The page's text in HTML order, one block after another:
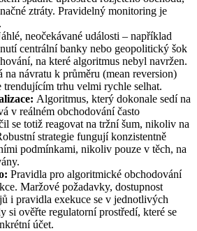
ztráty. Pravidelný monitoring je
neočekávané události – například
centrální banky nebo geopolitický šok
na které algoritmus nebyl navržen.
na návratu k průměru (mean reversion)
trendujícím trhu velmi rychle selhat.
Algoritmus, který dokonale sedí na
v reálném obchodování často
se totiž reagovat na tržní šum, nikoliv na
strategie fungují konzistentně
podmínkami, nikoliv pouze v těch, na
Pravidla pro algoritmické obchodování
Maržové požadavky, dostupnost
i pravidla exekuce se v jednotlivých
si ověřte regulatorní prostředí, které se
účet.